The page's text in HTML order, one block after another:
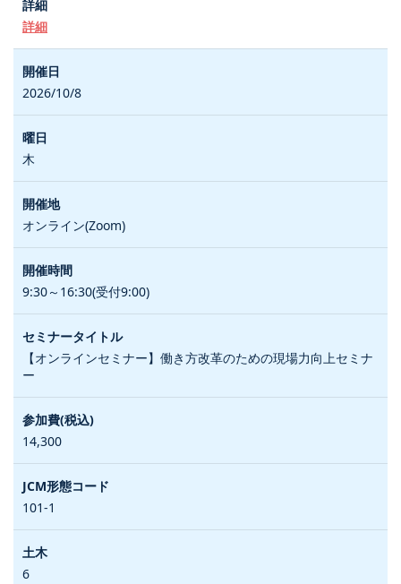
詳細
2026/10/8
木
オンライン(Zoom)
9:30～16:30(受付9:00)
【オンラインセミナー】働き方改革のための現場力向上セミナ
ー
14,300
101-1
6